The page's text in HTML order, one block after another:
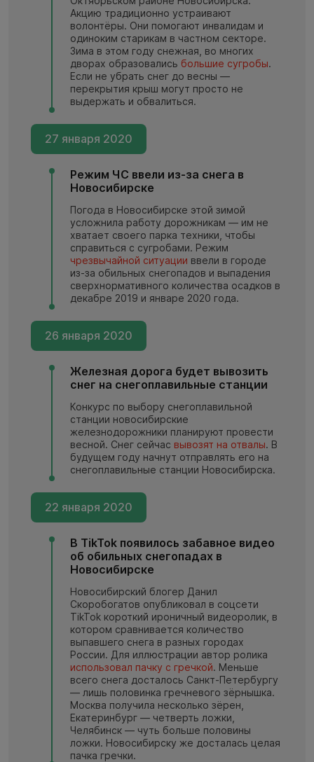
Акцию традиционно устраивают
волонтёры. Они помогают инвалидам и
одиноким старикам в частном секторе.
Зима в этом году снежная, во многих
дворах образовались большие сугробы.
Если не убрать снег до весны —
перекрытия крыш могут просто не
выдержать и обвалиться.
27 января 2020
Режим ЧС ввели из-за снега в
Новосибирске
Погода в Новосибирске этой зимой
усложнила работу дорожникам — им не
хватает своего парка техники, чтобы
справиться с сугробами. Режим
чрезвычайной ситуации ввели в городе
из-за обильных снегопадов и выпадения
сверхнормативного количества осадков в
декабре 2019 и январе 2020 года.
26 января 2020
Железная дорога будет вывозить
снег на снегоплавильные станции
Конкурс по выбору снегоплавильной
станции новосибирские
железнодорожники планируют провести
весной. Снег сейчас вывозят на отвалы. В
будущем году начнут отправлять его на
снегоплавильные станции Новосибирска.
22 января 2020
В TikTok появилось забавное видео
об обильных снегопадах в
Новосибирске
Новосибирский блогер Данил
Скоробогатов опубликовал в соцсети
TikTok короткий ироничный видеоролик, в
котором сравнивается количество
выпавшего снега в разных городах
России. Для иллюстрации автор ролика
использовал пачку с гречкой. Меньше
всего снега досталось Санкт-Петербургу
— лишь половинка гречневого зёрнышка.
Москва получила несколько зёрен,
Екатеринбург — четверть ложки,
Челябинск — чуть больше половины
ложки. Новосибирску же досталась целая
пачка гречки.